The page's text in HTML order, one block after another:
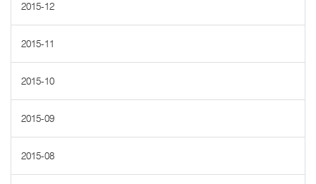
2015-12
2015-11
2015-10
2015-09
2015-08